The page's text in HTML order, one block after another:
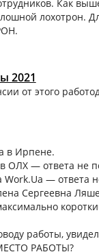
Как
лохотрон.
2021
от этого
в Ирпене.
ОЛХ — ответа не
— ответа
Сергеевна
работы,
РАБОТЫ?